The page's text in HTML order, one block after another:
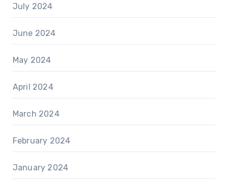
July 2024
June 2024
May 2024
April 2024
March 2024
February 2024
January 2024